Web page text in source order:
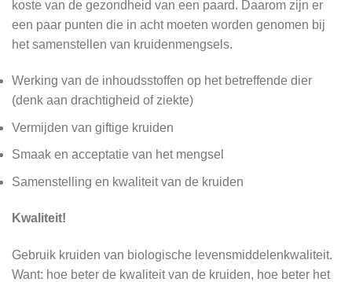
koste van de gezondheid van een paard. Daarom zijn er
een paar punten die in acht moeten worden genomen bij
het samenstellen van kruidenmengsels.
Werking van de inhoudsstoffen op het betreffende dier
(denk aan drachtigheid of ziekte)
Vermijden van giftige kruiden
Smaak en acceptatie van het mengsel
Samenstelling en kwaliteit van de kruiden
Kwaliteit!
Gebruik kruiden van biologische levensmiddelenkwaliteit.
Want: hoe beter de kwaliteit van de kruiden, hoe beter het